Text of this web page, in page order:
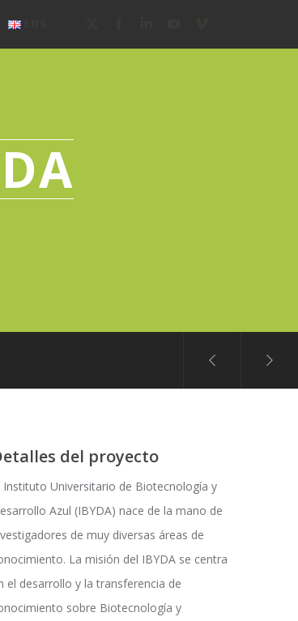
del proyecto
Instituto Universitario de Biotecnología y
Azul (IBYDA) nace de la mano de
de muy diversas áreas de
La misión del IBYDA se centra
el desarrollo y la transferencia de
sobre Biotecnología y